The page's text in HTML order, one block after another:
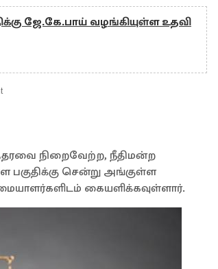
ஜே.கே.பாய் வழங்கியுள்ள உதவி
நிறைவேற்ற, நீதிமன்ற
சென்று அங்குள்ள
கையளிக்கவுள்ளார்.